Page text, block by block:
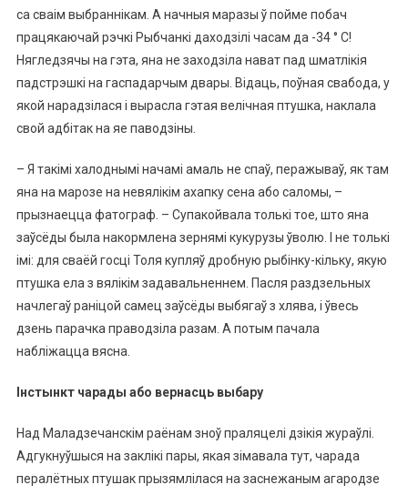
са сваім выбраннікам. А начныя маразы ў пойме побач
працякаючай рэчкі Рыбчанкі даходзілі часам да -34 ° C!
Нягледзячы на ​​гэта, яна не заходзіла нават пад шматлікія
падстрэшкі на гаспадарчым двары. Відаць, поўная свабода, у
якой нарадзілася і вырасла гэтая велічная птушка, наклала
свой адбітак на яе паводзіны.
– Я такімі халоднымі начамі амаль не спаў, перажываў, як там
яна на марозе на невялікім ахапку сена або саломы, –
прызнаецца фатограф. – Супакойвала толькі тое, што яна
заўсёды была накормлена зернямі кукурузы ўволю. І не толькі
імі: для сваёй госці Толя купляў дробную рыбінку-кільку, якую
птушка ела з вялікім задавальненнем. Пасля раздзельных
начлегаў раніцой самец заўсёды выбягаў з хлява, і ўвесь
дзень парачка праводзіла разам. А потым пачала
набліжацца вясна.
Інстынкт чарады або вернасць выбару
Над Маладзечанскім раёнам зноў праляцелі дзікія жураўлі.
Адгукнуўшыся на заклікі пары, якая зімавала тут, чарада
пералётных птушак прызямлілася на заснежаным агародзе